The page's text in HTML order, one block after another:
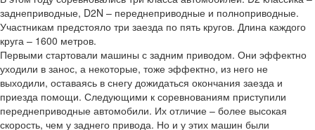
заднеприводные, D2­N – переднеприводные и полноприводные.
Участникам предстояло три заезда по пять кругов. Длина каждого
круга – 1600 метров.
Первыми стартовали машины с задним приводом. Они эффектно
уходили в занос, а некоторые, тоже эффектно, из него не
выходили, оставаясь в снегу дожидаться окончания заезда и
приезда помощи. Следующими к соревнованиям приступили
переднеприводные автомобили. Их отличие – более высокая
скорость, чем у заднего привода. Но и у этих машин были